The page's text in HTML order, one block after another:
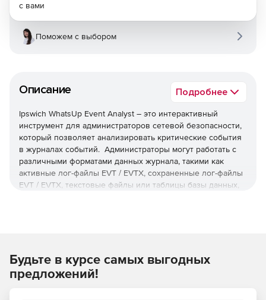
Описание Подробнее
Ipswich WhatsUp Event Analyst – это интерактивный
инструмент для администраторов сетевой безопасности,
который позволяет анализировать критические события
в журналах событий. Администраторы могут работать с
различными форматами данных журнала, такими как
активные лог-файлы EVT / EVTX, сохраненные лог-файлы
EVT / EVTX, текстовые файлы или таблицы базы данных,
анализа определенных подмножеств событий,
присутствующих в источнике журнала событий.
Пользователи WhatsUp Event Analyst могут запускать
с вами
Поможем с выбором
Будьте в курсе самых выгодных
предложений!